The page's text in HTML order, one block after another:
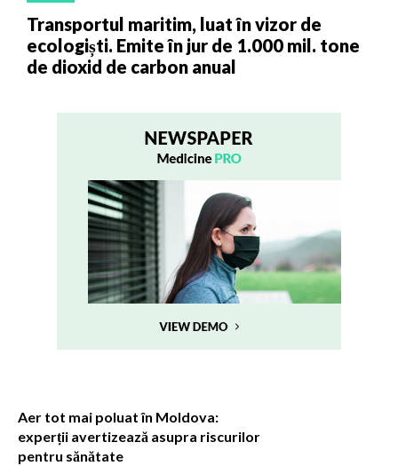
Transportul maritim, luat în vizor de
ecologiști. Emite în jur de 1.000 mil. tone
de dioxid de carbon anual
Aer tot mai poluat în Moldova:
experții avertizează asupra riscurilor
pentru sănătate